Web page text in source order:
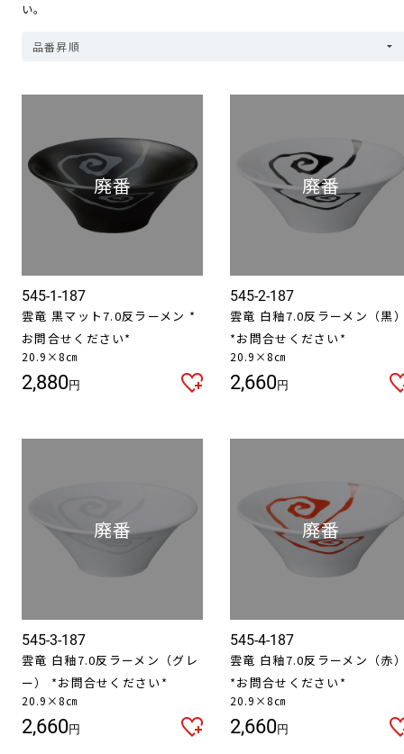
い。
545-1-187
雲竜 黒マット7.0反ラーメン *
お問合せください*
20.9×8㎝
2,880円
545-2-187
雲竜 白釉7.0反ラーメン（黒
*お問合せください*
20.9×8㎝
2,660円
545-3-187
雲竜 白釉7.0反ラーメン（グレ
ー） *お問合せください*
20.9×8㎝
2,660円
545-4-187
雲竜 白釉7.0反ラーメン（赤
*お問合せください*
20.9×8㎝
2,660円